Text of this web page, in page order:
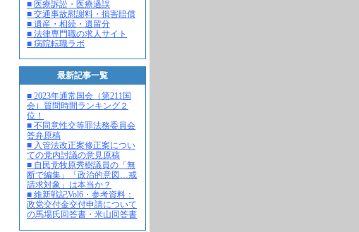
■ 医療訴訟・医療過誤
■ 交通事故慰謝料・損害賠償
■ 遺産・相続・遺留分
■ 法律専門職の求人サイト
■ 病院転職ラボ
最新記事一覧
■ 2023年通常国会（第211国
会）質問時間ランキング２
位！
■ 不同意性交等罪法務委員会
答弁原稿
■ 入管法改正案修正案につい
ての党内討議の意見原稿
■ 自民党牧原秀樹議員の「無
断で編集」「政治的意図…戒
請求対象」は本当か？
■ 維新戦記Vol6・参考資料：
政党交付金交付申請について
の馬場氏回答書・米山回答書